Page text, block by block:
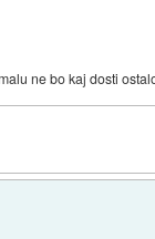
ne bo kaj dosti